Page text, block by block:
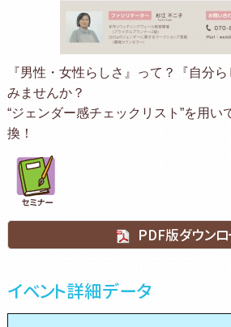
『男性・女性らしさ』って？『自分
みませんか？
“ジェンダー感チェックリスト”を用い
換！
PDF版ダウンロ
イベント詳細データ